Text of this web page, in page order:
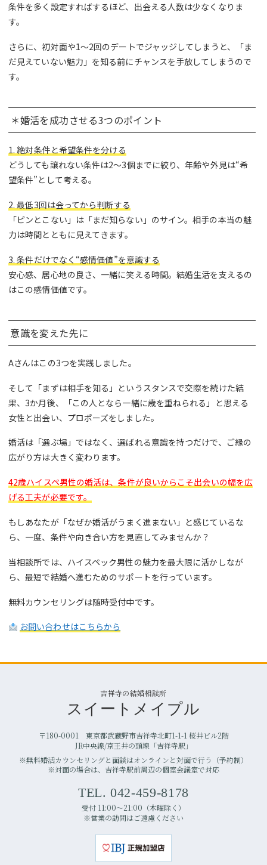
条件を多く設定すればするほど、出会える人数は少なくなりま
す。
さらに、初対面や1〜2回のデートでジャッジしてしまうと、「ま
だ見えていない魅力」を知る前にチャンスを手放してしまうので
す。
＊婚活を成功させる3つのポイント
1. 絶対条件と希望条件を分ける
どうしても譲れない条件は2〜3個までに絞り、年齢や外見は“希
望条件”として考える。
2. 最低3回は会ってから判断する
「ピンとこない」は「まだ知らない」のサイン。相手の本当の魅
力は時間とともに見えてきます。
3. 条件だけでなく“感情価値”を意識する
安心感、居心地の良さ、一緒に笑える時間。結婚生活を支えるの
はこの感情価値です。
意識を変えた先に
Aさんはこの3つを実践しました。
そして「まずは相手を知る」というスタンスで交際を続けた結
果、3か月後、「この人となら一緒に歳を重ねられる」と思える
女性と出会い、プロポーズをしました。
婚活は「選ぶ場」ではなく、選ばれる意識を持つだけで、ご縁の
広がり方は大きく変わります。
42歳ハイスペ男性の婚活は、条件が良いからこそ出会いの幅を広
げる工夫が必要です。
もしあなたが「なぜか婚活がうまく進まない」と感じているな
ら、一度、条件や向き合い方を見直してみませんか？
当相談所では、ハイスペック男性の魅力を最大限に活かしなが
ら、最短で結婚へ進むためのサポートを行っています。
無料カウンセリングは随時受付中です。
お問い合わせはこちらから
吉祥寺の結婚相談所
スイートメイプル
〒180-0001 東京都武蔵野市吉祥寺北町1-1-1 桜井ビル2階
JR中央線/京王井の頭線「吉祥寺駅」
※無料婚活カウンセリングと面談はオンラインと対面で行う（予約制）
※対面の場合は、吉祥寺駅前周辺の個室会議室で対応
TEL. 042-459-8178
受付 11:00〜21:00（木曜除く）
※営業の訪問はご遠慮ください